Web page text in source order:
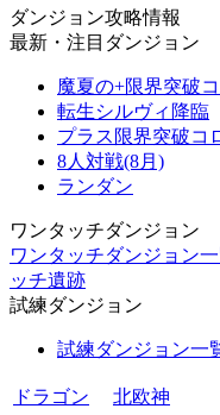
ダンジョン攻略情報
最新・注目ダンジョン
魔夏の+限界突破
転生シルヴィ降臨
プラス限界突破コ
8人対戦(8月)
ランダン
ワンタッチダンジョン
ワンタッチダンジョン
ッチ遺跡
試練ダンジョン
試練ダンジョン一
ドラゴン
北欧神